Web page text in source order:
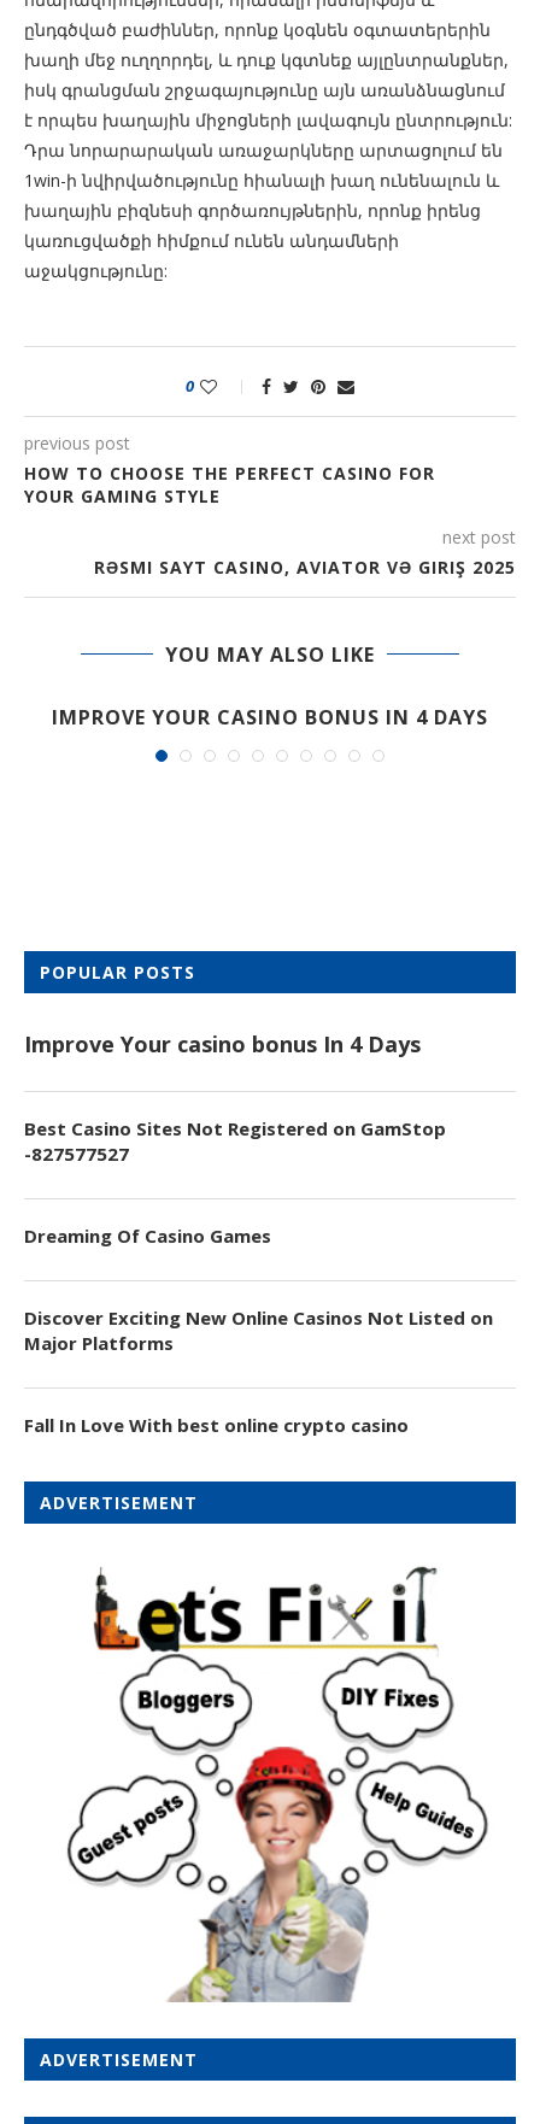
ընդգծված բաժիններ, որոնք կօգնեն օգտատերերին
խաղի մեջ ուղղորդել, և դուք կգտնեք այլընտրանքներ,
իսկ գրանցման շրջագայությունը այն առանձնացնում
է որպես խաղային միջոցների լավագույն ընտրություն:
Դրա նորարարական առաջարկները արտացոլում են
1win-ի նվիրվածությունը հիանալի խաղ ունենալուն և
խաղային բիզնեսի գործառույթներին, որոնք իրենց
կառուցվածքի հիմքում ունեն անդամների
աջակցությունը:
0
previous post
HOW TO CHOOSE THE PERFECT CASINO FOR
YOUR GAMING STYLE
next post
RƏSMI SAYT CASINO, AVIATOR VƏ GIRIŞ 2025
YOU MAY ALSO LIKE
IMPROVE YOUR CASINO BONUS IN 4 DAYS
POPULAR POSTS
Improve Your casino bonus In 4 Days
Best Casino Sites Not Registered on GamStop
-827577527
Dreaming Of Casino Games
Discover Exciting New Online Casinos Not Listed on
Major Platforms
Fall In Love With best online crypto casino
ADVERTISEMENT
ADVERTISEMENT